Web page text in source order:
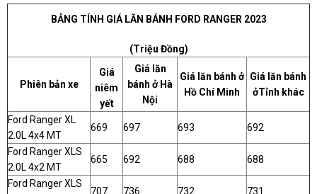
BẢNG TÍNH GIÁ LĂN BÁNH FORD RANGER 2023
(Triệu Đồng)
Phiên bản xe
Giá
niêm
yết
Giá lăn
bánh ở Hà
Nội
Giá lăn bánh ở
Hồ Chí Minh
Giá lăn bánh
ởTỉnh khác
Ford Ranger XL
2.0L 4x4 MT
669 697 693 692
Ford Ranger XLS
2.0L 4x2 MT
665 692 688 688
Ford Ranger XLS
707 736 732 731